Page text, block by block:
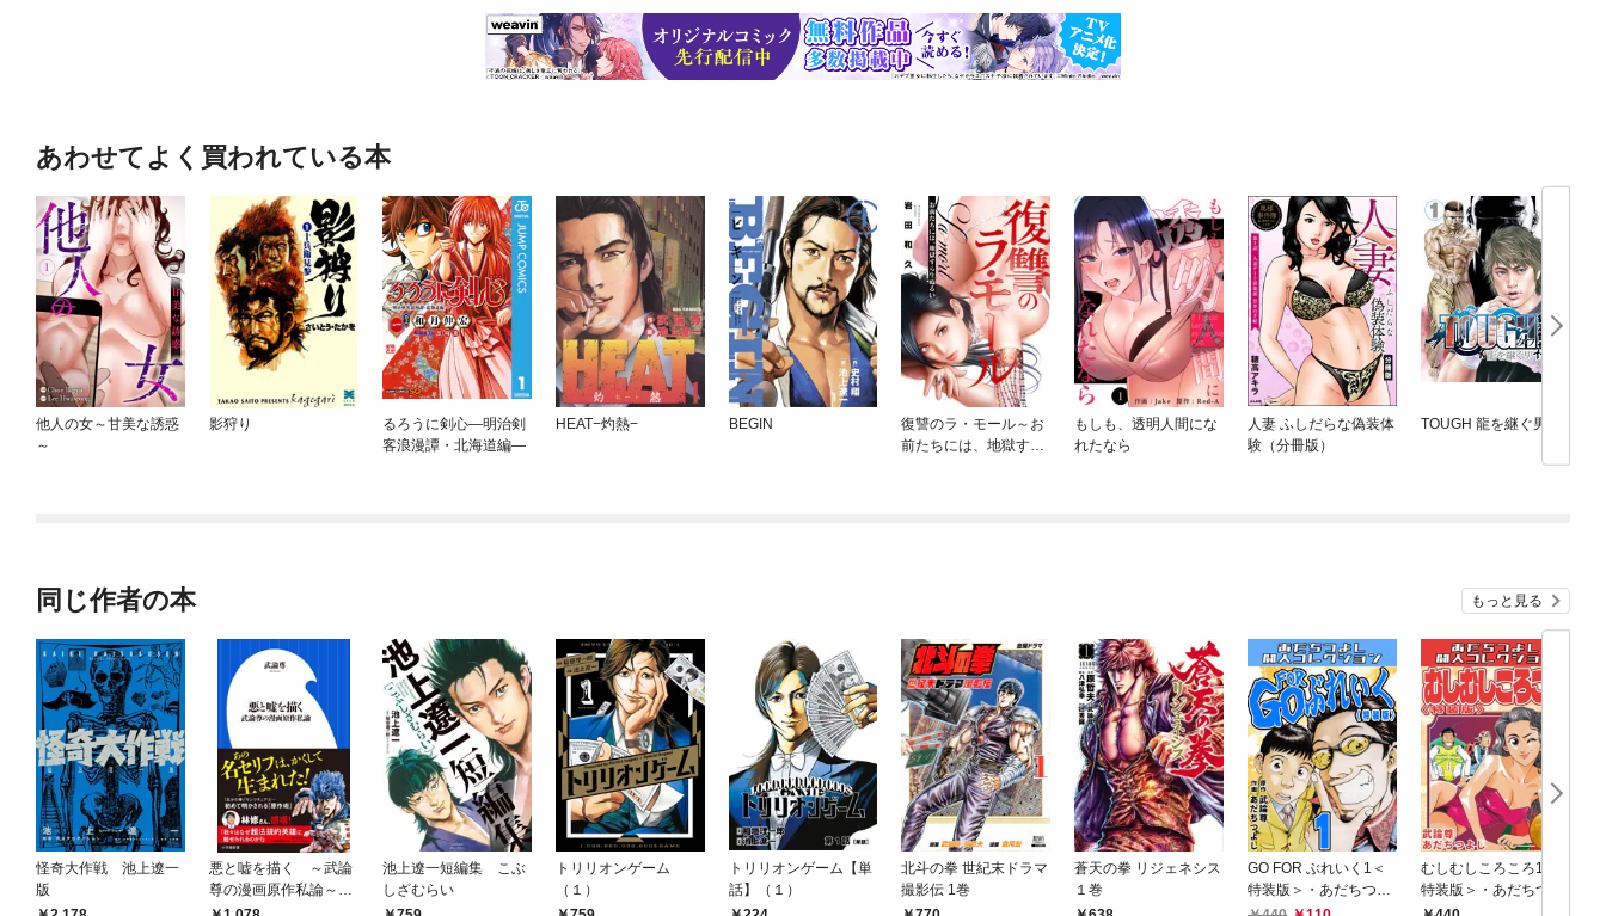
あわせてよく買われている本
他人の女～甘美な誘惑
～
影狩り
るろうに剣心—明治剣
客浪漫譚・北海道編—
HEAT−灼熱− BEGIN
復讐のラ・モール～お
前たちには、地獄すら
もしも、透明人間にな
れたなら
人妻 ふしだらな偽装体
験（分冊版）
TOUGH 龍を継ぐ男
同じ作者の本 もっと見る
怪奇大作戦 池上遼一
版
悪と嘘を描く ～武論
尊の漫画原作私論～
（小学館新書）
池上遼一短編集 こぶ
しざむらい
トリリオンゲーム
（１）
トリリオンゲーム【単
話】（１）
北斗の拳 世紀末ドラマ
撮影伝 1巻
蒼天の拳 リジェネシス
１巻
GO FOR ぶれいく1＜
特装版＞・あだちつよ
し闘人コレクション
むしむしころころ1＜
特装版＞・あだちつよ
し闘人コレクション